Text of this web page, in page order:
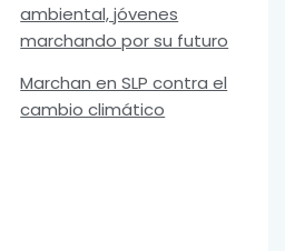
ambiental, jóvenes
marchando por su futuro
Marchan en SLP contra el
cambio climático